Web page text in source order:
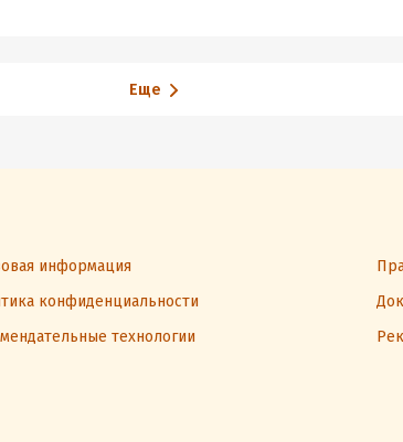
Еще
информация
конфиденциальности
технологии